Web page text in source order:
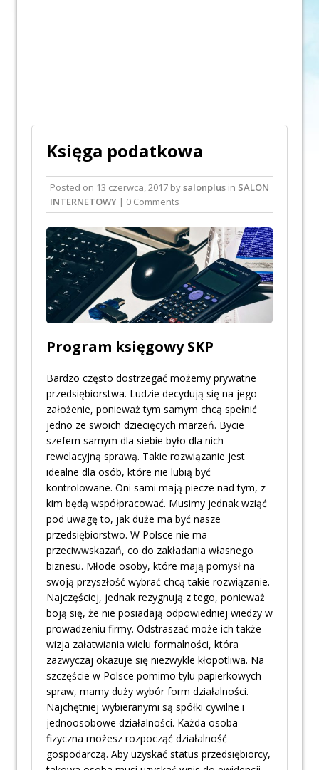
Księga podatkowa
Posted on 13 czerwca, 2017 bysalonplus in SALON
INTERNETOWY | 0 Comments
Program księgowy SKP
Bardzo często dostrzegać możemy prywatne
przedsiębiorstwa. Ludzie decydują się na jego
założenie, ponieważ tym samym chcą spełnić
jedno ze swoich dziecięcych marzeń. Bycie
szefem samym dla siebie było dla nich
rewelacyjną sprawą. Takie rozwiązanie jest
idealne dla osób, które nie lubią być
kontrolowane. Oni sami mają piecze nad tym, z
kim będą współpracować. Musimy jednak wziąć
pod uwagę to, jak duże ma być nasze
przedsiębiorstwo. W Polsce nie ma
przeciwwskazań, co do zakładania własnego
biznesu. Młode osoby, które mają pomysł na
swoją przyszłość wybrać chcą takie rozwiązanie.
Najczęściej, jednak rezygnują z tego, ponieważ
boją się, że nie posiadają odpowiedniej wiedzy w
prowadzeniu firmy. Odstraszać może ich także
wizja załatwiania wielu formalności, która
zazwyczaj okazuje się niezwykle kłopotliwa. Na
szczęście w Polsce pomimo tylu papierkowych
spraw, mamy duży wybór form działalności.
Najchętniej wybieranymi są spółki cywilne i
jednoosobowe działalności. Każda osoba
fizyczna możesz rozpocząć działalność
gospodarczą. Aby uzyskać status przedsiębiorcy,